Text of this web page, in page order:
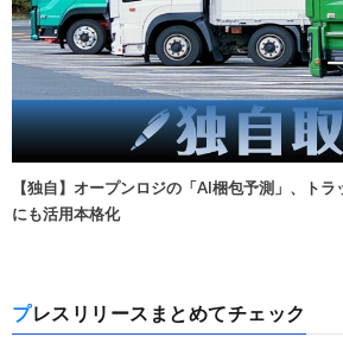
【独自】オープンロジの「AI梱包予測」、ト
にも活用本格化
プレスリリースまとめてチェック